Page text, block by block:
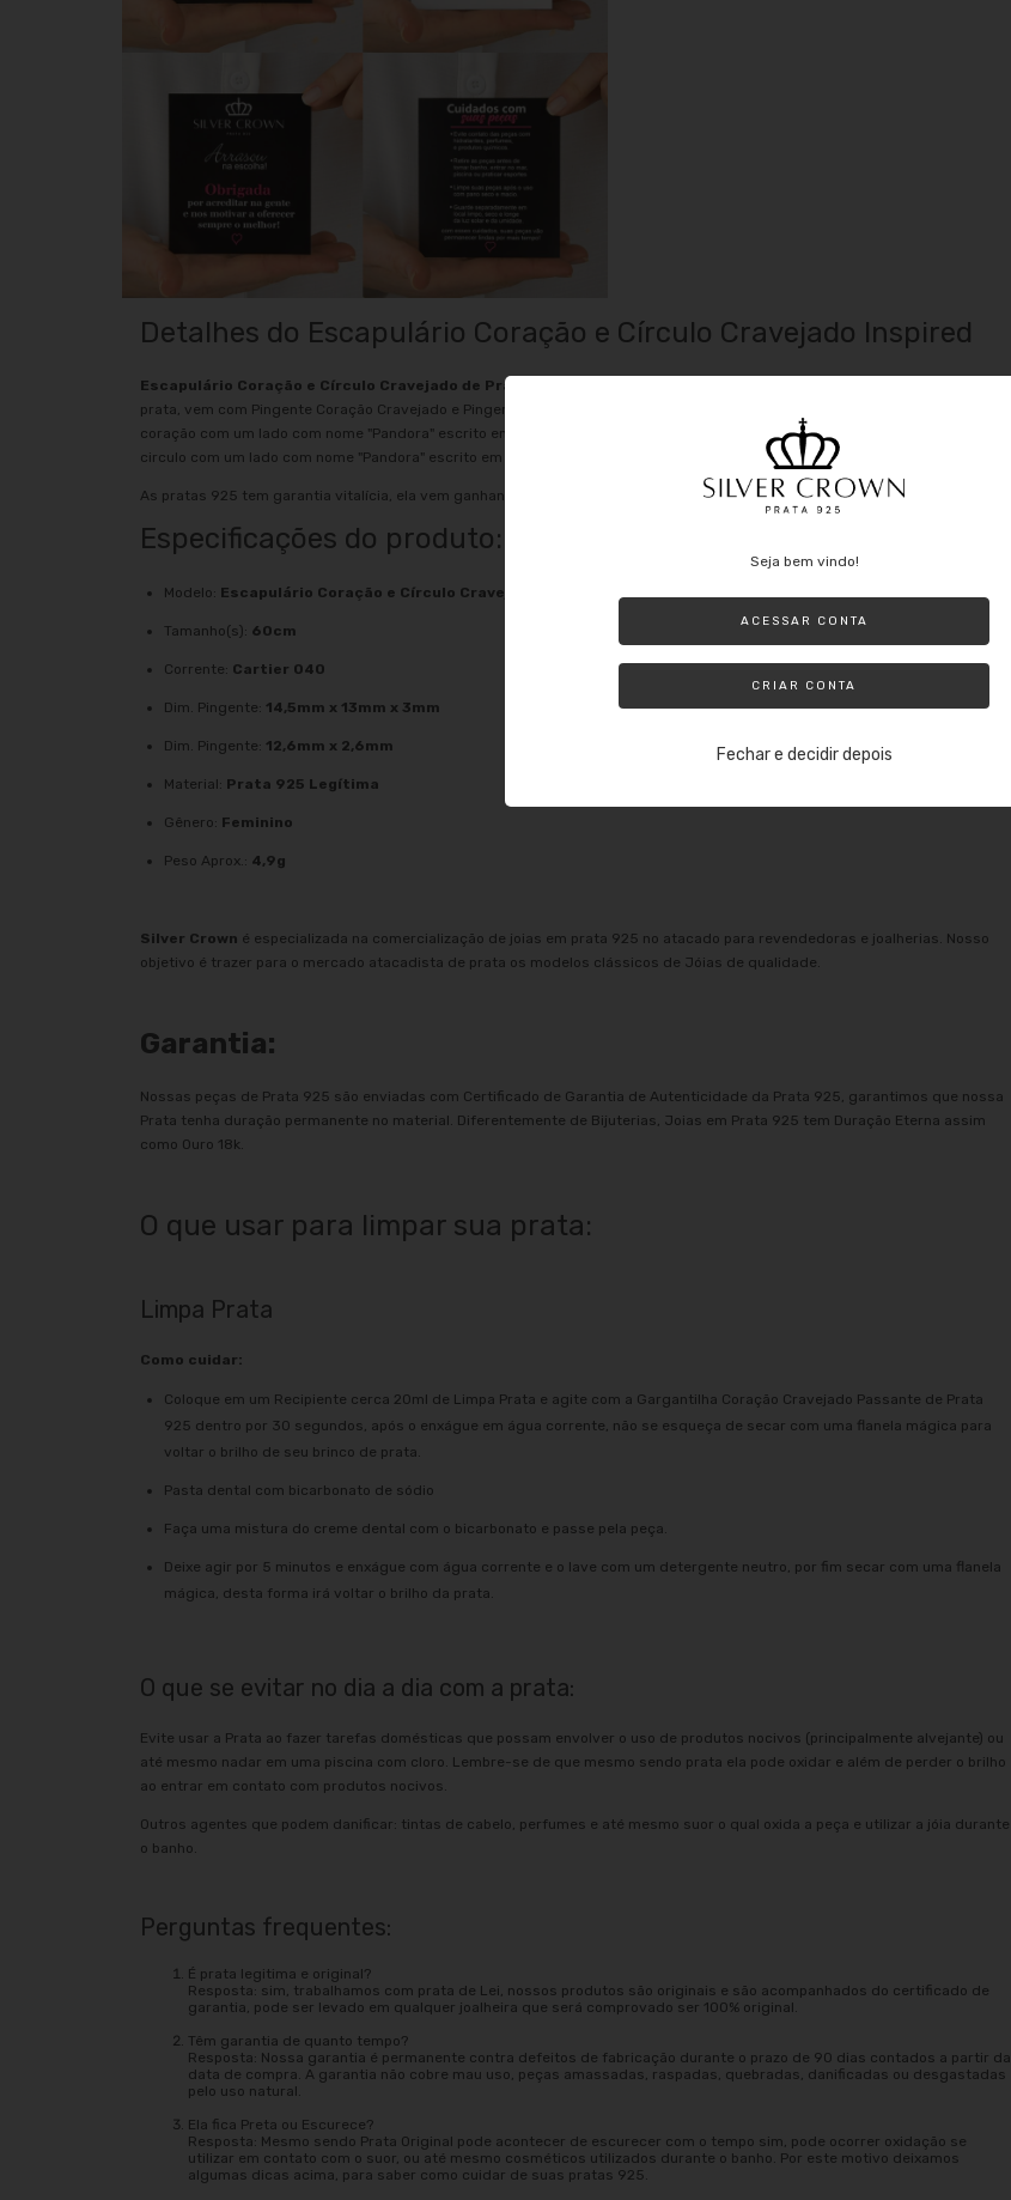
Detalhes do Escapulário Coração e Círculo Cravejado Inspired
Escapulário Coração e Círculo Cravejado de Prata Inspired
prata, vem com Pingente Coração Cravejado e Pingente Circulo Cravejado, que é composto por prata em forma de uma
coração com um lado com nome "Pandora" escrito em impressão e o outro lado ser cravejado e prata em forma de uma
circulo com um lado com nome "Pandora" escrito em impressão e o outro lado ser cravejado, respectivamente;
As pratas 925 tem garantia vitalícia, ela vem ganhando poder devido sua alta qualidade, resistência e custo benefício.
Especificações do produto:
Modelo: Escapulário Coração e Círculo Cravejado de Prata Inspired
Tamanho(s): 60cm
Corrente: Cartier 040
Dim. Pingente: 14,5mm x 13mm x 3mm
Dim. Pingente: 12,6mm x 2,6mm
Material: Prata 925 Legítima
Gênero: Feminino
Peso Aprox.: 4,9g
Silver Crown é especializada na comercialização de joias em prata 925 no atacado para revendedoras e joalherias. Nosso
objetivo é trazer para o mercado atacadista de prata os modelos clássicos de Jóias de qualidade.
Garantia:
Nossas peças de Prata 925 são enviadas com Certificado de Garantia de Autenticidade da Prata 925, garantimos que nossa
Prata tenha duração permanente no material. Diferentemente de Bijuterias, Joias em Prata 925 tem Duração Eterna assim
como Ouro 18k.
O que usar para limpar sua prata:
Limpa Prata
Como cuidar:
Coloque em um Recipiente cerca 20ml de Limpa Prata e agite com a Gargantilha Coração Cravejado Passante de Prata
925 dentro por 30 segundos, após o enxágue em água corrente, não se esqueça de secar com uma flanela mágica para
voltar o brilho de seu brinco de prata.
Pasta dental com bicarbonato de sódio
Faça uma mistura do creme dental com o bicarbonato e passe pela peça.
Deixe agir por 5 minutos e enxágue com água corrente e o lave com um detergente neutro, por fim secar com uma flanela
mágica, desta forma irá voltar o brilho da prata.
O que se evitar no dia a dia com a prata:
Evite usar a Prata ao fazer tarefas domésticas que possam envolver o uso de produtos nocivos (principalmente alvejante) ou
até mesmo nadar em uma piscina com cloro. Lembre-se de que mesmo sendo prata ela pode oxidar e além de perder o brilho
ao entrar em contato com produtos nocivos.
Outros agentes que podem danificar: tintas de cabelo, perfumes e até mesmo suor o qual oxida a peça e utilizar a jóia durante
o banho.
Perguntas frequentes:
É prata legitima e original?
Resposta: sim, trabalhamos com prata de Lei, nossos produtos são originais e são acompanhados do certificado de
garantia, pode ser levado em qualquer joalheira que será comprovado ser 100% original.
Têm garantia de quanto tempo?
Resposta: Nossa garantia é permanente contra defeitos de fabricação durante o prazo de 90 dias contados a partir da
data de compra. A garantia não cobre mau uso, peças amassadas, raspadas, quebradas, danificadas ou desgastadas
pelo uso natural.
Ela fica Preta ou Escurece?
Resposta: Mesmo sendo Prata Original pode acontecer de escurecer com o tempo sim, pode ocorrer oxidação se
utilizar em contato com o suor, ou até mesmo cosméticos utilizados durante o banho. Por este motivo deixamos
algumas dicas acima, para saber como cuidar de suas pratas 925.
Seja bem vindo!
ACESSAR CONTA
CRIAR CONTA
Fechar e decidir depois